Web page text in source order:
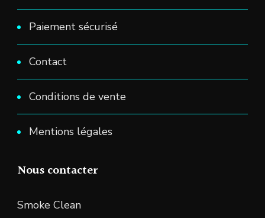
Paiement sécurisé
Contact
Conditions de vente
Mentions légales
Nous contacter
Smoke Clean